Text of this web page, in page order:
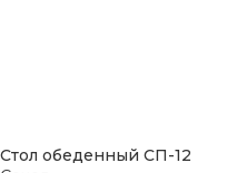
Стол обеденный СП-12